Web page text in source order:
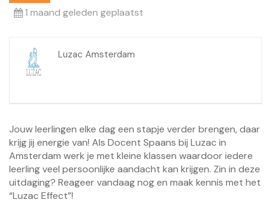
1 maand geleden geplaatst
Luzac Amsterdam
Jouw leerlingen elke dag een stapje verder brengen, daar
krijg jij energie van! Als Docent Spaans bij Luzac in
Amsterdam werk je met kleine klassen waardoor iedere
leerling veel persoonlijke aandacht kan krijgen. Zin in deze
uitdaging? Reageer vandaag nog en maak kennis met het
“Luzac Effect”!